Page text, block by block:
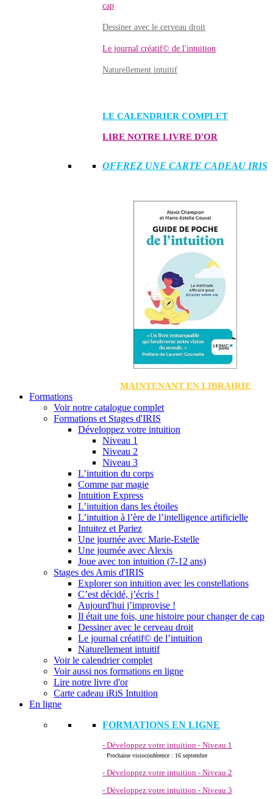
cap
Dessiner avec le cerveau droit
Le journal créatif© de l'intuition
Naturellement intuitif
LE CALENDRIER COMPLET
LIRE NOTRE LIVRE D'OR
OFFREZ UNE CARTE CADEAU IRIS
MAINTENANT EN LIBRAIRIE
Formations
Voir notre catalogue complet
Formations et Stages d'IRIS
Développez votre intuition
Niveau 1
Niveau 2
Niveau 3
L’intuition du corps
Comme par magie
Intuition Express
L’intuition dans les étoiles
L’intuition à l’ère de l’intelligence artificielle
Intuitez et Pariez
Une journée avec Marie-Estelle
Une journée avec Alexis
Joue avec ton intuition (7-12 ans)
Stages des Amis d'IRIS
Explorer son intuition avec les constellations
C’est décidé, j’écris !
Aujourd'hui j’improvise !
Il était une fois, une histoire pour changer de cap
Dessiner avec le cerveau droit
Le journal créatif© de l’intuition
Naturellement intuitif
Voir le calendrier complet
Voir aussi nos formations en ligne
Lire notre livre d'or
Carte cadeau iRiS Intuition
En ligne
FORMATIONS EN LIGNE
- Développez votre intuition - Niveau 1
Prochaine visioconférence : 16 septembre
- Développez votre intuition - Niveau 2
- Développez votre intuition - Niveau 3